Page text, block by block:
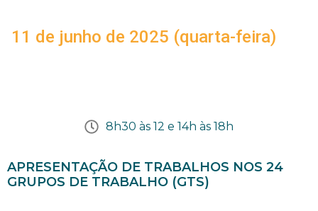
11 de junho de 2025 (quarta-feira)
8h30 às 12 e 14h às 18h
APRESENTAÇÃO DE TRABALHOS NOS 24
GRUPOS DE TRABALHO (GTS)